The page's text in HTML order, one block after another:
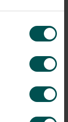
i varukorgen
Fler alternativ